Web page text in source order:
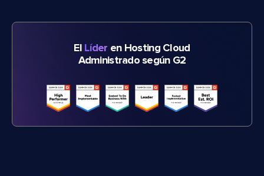
El Líder en Hosting Cloud
Administrado según G2